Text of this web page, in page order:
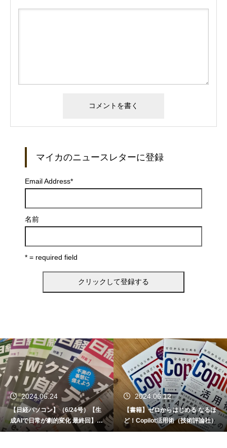
マイカのニュースレターに登録
Email Address*
名前
* = required field
2024.06.24
【日経パソコン】（6/24号）【生
成AIで日常が劇的変化 最終回】 A
I時代のアプリケーション／サービ
2024.06.12
【書籍】ゼロからはじめる なるほ
ど！Copilot活用術（技術評論社）